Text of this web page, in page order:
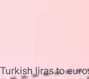
liras to